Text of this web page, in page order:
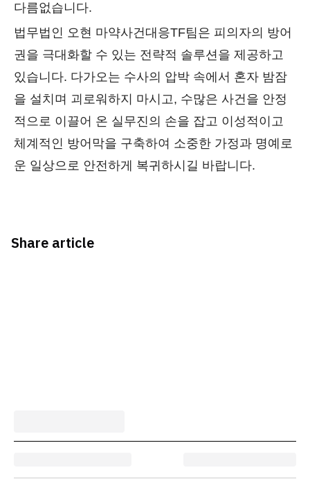
다름없습니다.
법무법인 오현 마약사건대응TF팀은 피의자의 방어
권을 극대화할 수 있는 전략적 솔루션을 제공하고
있습니다. 다가오는 수사의 압박 속에서 혼자 밤잠
을 설치며 괴로워하지 마시고, 수많은 사건을 안정
적으로 이끌어 온 실무진의 손을 잡고 이성적이고
체계적인 방어막을 구축하여 소중한 가정과 명예로
운 일상으로 안전하게 복귀하시길 바랍니다.
Share article